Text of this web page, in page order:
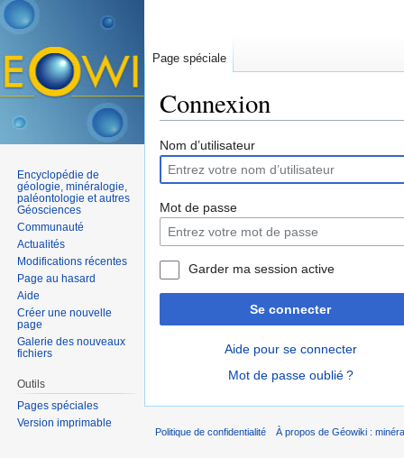
Connexion
Nom d’utilisateur
Mot de passe
Garder ma session active
Se connecter
Aide pour se connecter
Mot de passe oublié ?
Page spéciale
Encyclopédie de
géologie, minéralogie,
paléontologie et autres
Géosciences
Communauté
Actualités
Modifications récentes
Page au hasard
Aide
Créer une nouvelle
page
Galerie des nouveaux
fichiers
Outils
Pages spéciales
Version imprimable
Politique de confidentialité À propos de Géowiki :